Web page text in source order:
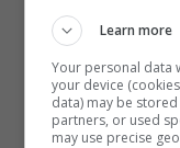
anche di
mentre era
cabaret,
Learn more
Your personal data
your device
data) may be
partners, or used
may use precise